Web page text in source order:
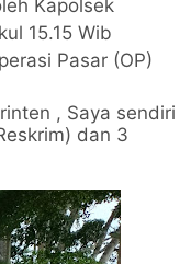
Kapolsek
15.15 Wib
Pasar (OP)
, Saya sendiri
dan 3